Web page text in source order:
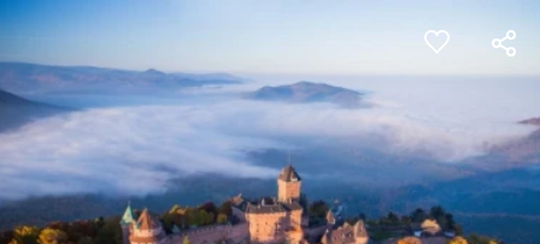
Panneau de gestion des cookies